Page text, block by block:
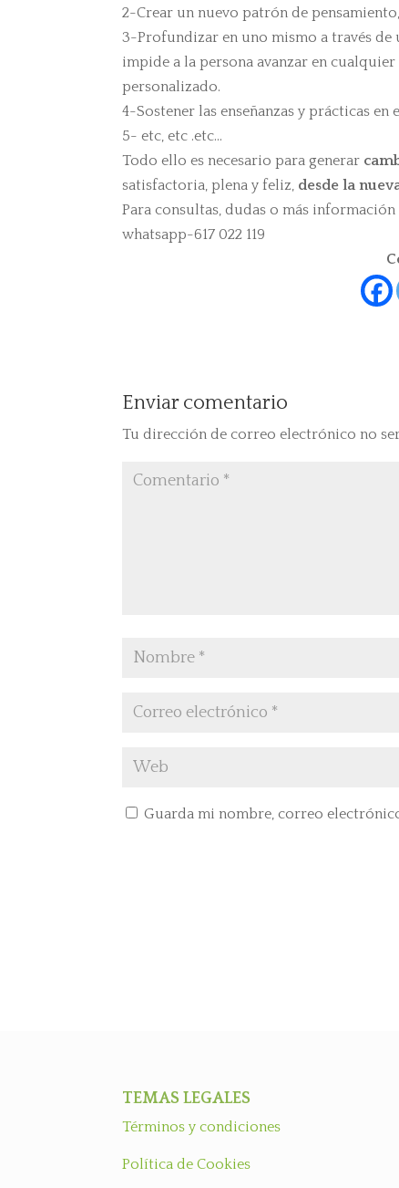
2-Crear un nuevo patrón de
3-Profundizar en uno mismo a través
impide a la persona avanzar en
personalizado.
4-Sostener las enseñanzas y prácticas
5- etc, etc .etc…
Todo ello es necesario para generar
satisfactoria, plena y feliz, desde la
Para consultas, dudas o más
whatsapp-617 022 119
Enviar comentario
Tu dirección de correo electrónico no
Guarda mi nombre, correo
TEMAS LEGALES
Términos y condiciones
Política de Cookies